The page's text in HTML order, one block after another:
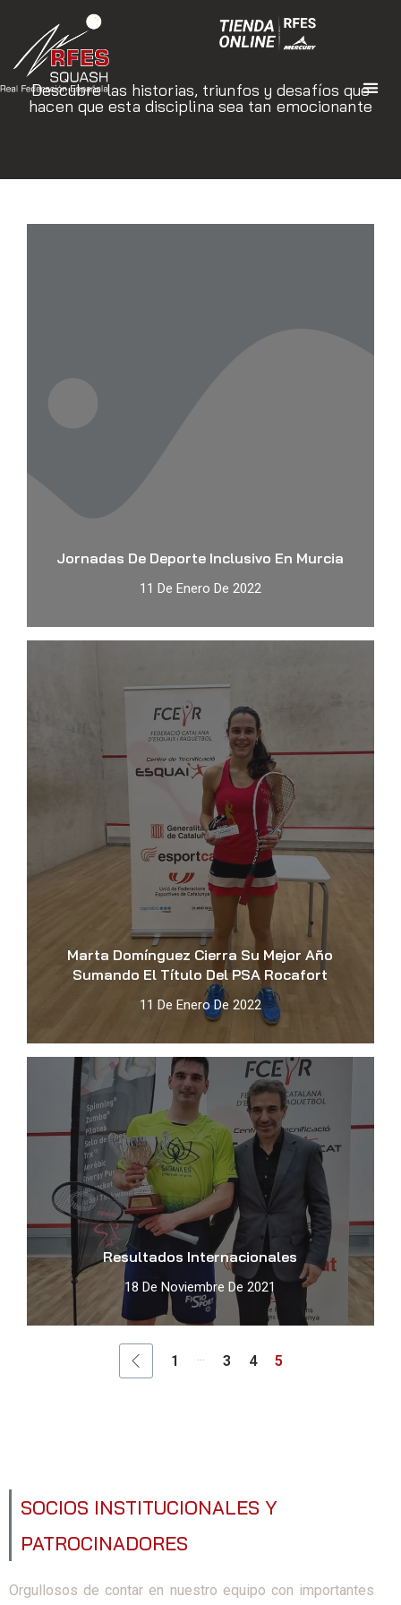
Descubre las historias, triunfos y desafíos que
hacen que esta disciplina sea tan emocionante
Jornadas De Deporte Inclusivo En Murcia
11 De Enero De 2022
Marta Domínguez Cierra Su Mejor Año
Sumando El Título Del PSA Rocafort
11 De Enero De 2022
Resultados Internacionales
18 De Noviembre De 2021
1 ... 3 4 5
SOCIOS INSTITUCIONALES Y
PATROCINADORES
Orgullosos de contar en nuestro equipo con importantes